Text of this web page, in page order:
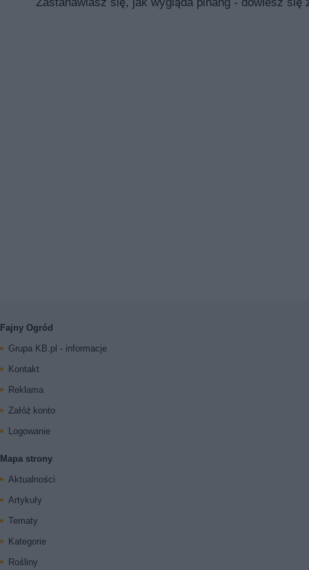
Fajny Ogród
Grupa KB.pl - informacje
Kontakt
Reklama
Załóż konto
Logowanie
Mapa strony
Aktualności
Artykuły
Tematy
Kategorie
Rośliny